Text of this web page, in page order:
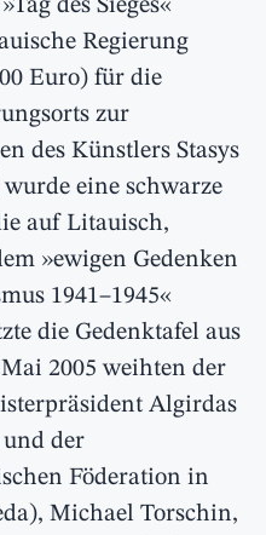
des Sieges«
Regierung
Euro) für die
zur
des Künstlers Stasys
eine schwarze
auf Litauisch,
»ewigen Gedenken
1941–1945«
die Gedenktafel aus
2005 weihten der
Algirdas
und der
Föderation in
Michael Torschin,